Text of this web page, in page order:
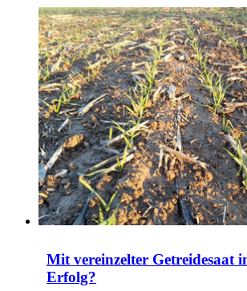
Mit vereinzelter Getreidesaat
Erfolg?